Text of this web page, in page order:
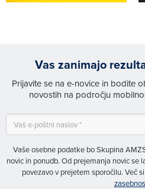
Vas zanimajo
Prijavite se na e-novice in bodite
novostih na področju
Vaše osebne podatke bo Skupina
novic in ponudb. Od prejemanja novic
povezavo v prejetem sporočilu. Več